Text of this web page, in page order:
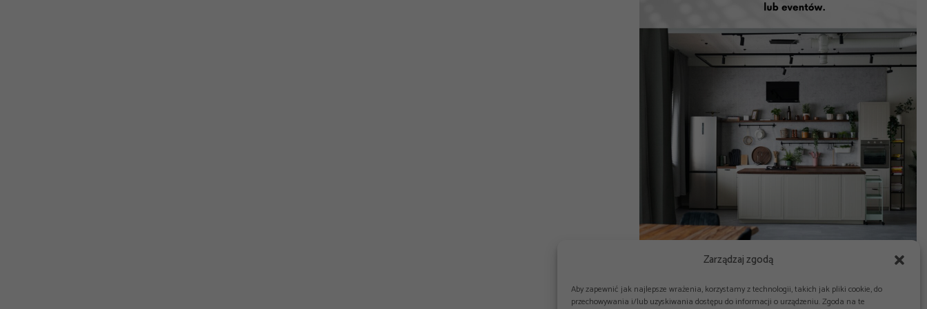
Zarządzaj zgodą
Aby zapewnić jak najlepsze wrażenia, korzystamy z technologii, takich jak pliki cookie, do
przechowywania i/lub uzyskiwania dostępu do informacji o urządzeniu. Zgoda na te